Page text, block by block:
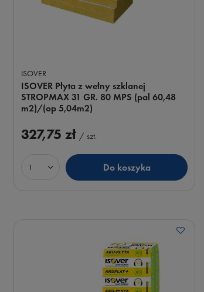
ISOVER
ISOVER Płyta z wełny szklanej
STROPMAX 31 GR. 80 MPS (pal 60,48
m2)/(op 5,04m2)
327,75 zł / szt.
Ilość produktów Do koszyka